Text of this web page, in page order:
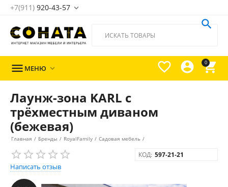
+7(911) 920-43-57 
0




 МЕНЮ 
Лаунж-зона KARL с
трёхместным диваном
(бежевая)
Главная / Бренды / RoyalFamily / Садовая мебель /
Написать отзыв
КОД: 597-21-21